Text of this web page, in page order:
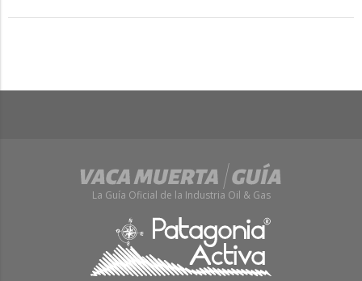
La Guía Oficial de la Industria Oil & Gas